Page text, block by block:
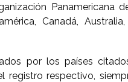
Panamericana
Canadá,
por los países
respectivo,